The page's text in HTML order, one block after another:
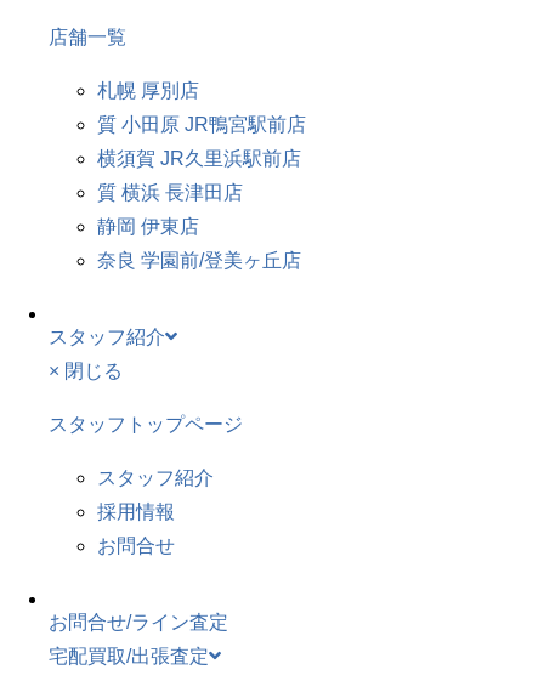
店舗一覧
札幌 厚別店
質 小田原 JR鴨宮駅前店
横須賀 JR久里浜駅前店
質 横浜 長津田店
静岡 伊東店
奈良 学園前/登美ヶ丘店
スタッフ紹介
× 閉じる
スタッフトップページ
スタッフ紹介
採用情報
お問合せ
お問合せ/ライン査定
宅配買取/出張査定